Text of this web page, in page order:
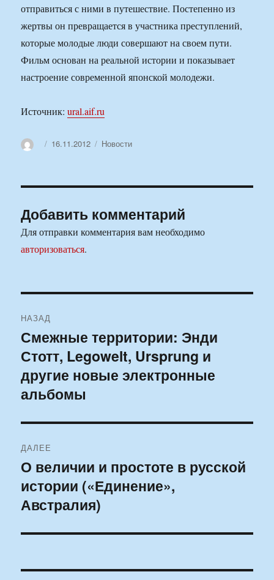
отправиться с ними в путешествие. Постепенно из
жертвы он превращается в участника преступлений,
которые молодые люди совершают на своем пути.
Фильм основан на реальной истории и показывает
настроение современной японской молодежи.
Источник:ural.aif.ru
АвторОпубликовано
16.11.2012 Рубрики
Новости
Добавить комментарий
Для отправки комментария вам необходимо
авторизоваться.
по
записям
НАЗАД
Предыдущая
запись:
Смежные территории: Энди
Стотт, Legowelt, Ursprung и
другие новые электронные
альбомы
ДАЛЕЕ
Следующая
запись:
О величии и простоте в русской
истории («Единение»,
Австралия)